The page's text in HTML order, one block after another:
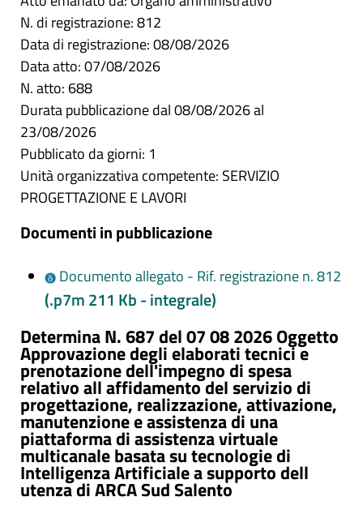
N. di registrazione: 812
Data di registrazione: 08/08/2026
Data atto: 07/08/2026
N. atto: 688
Durata pubblicazione dal 08/08/2026 al
23/08/2026
Pubblicato da giorni: 1
Unità organizzativa competente: SERVIZIO
PROGETTAZIONE E LAVORI
Documenti in pubblicazione
Documento allegato - Rif. registrazione n. 812
(.p7m 211 Kb - integrale)
Determina N. 687 del 07 08 2026 Oggetto
Approvazione degli elaborati tecnici e
prenotazione dell'impegno di spesa
relativo all affidamento del servizio di
progettazione, realizzazione, attivazione,
manutenzione e assistenza di una
piattaforma di assistenza virtuale
multicanale basata su tecnologie di
Intelligenza Artificiale a supporto dell
utenza di ARCA Sud Salento